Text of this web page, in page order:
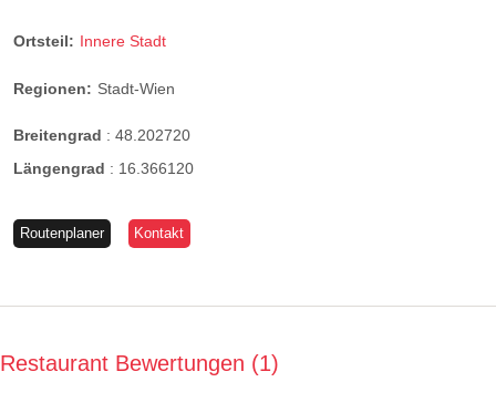
Ortsteil: Innere Stadt
Regionen: Stadt-Wien
Breitengrad : 48.202720
Längengrad : 16.366120
Routenplaner Kontakt
Restaurant Bewertungen 1